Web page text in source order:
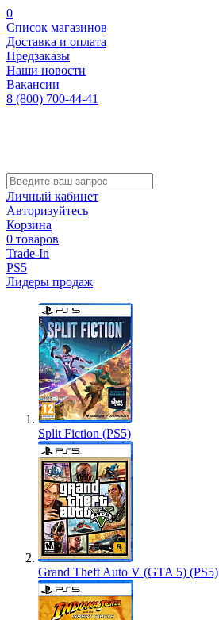
0
Список магазинов
Доставка и оплата
Предзаказы
Наши новости
Вакансии
8 (800) 700-44-41
Личный кабинет
Авторизуйтесь
Корзина
0 товаров
Trade-In
PS5
Лидеры продаж
Split Fiction (PS5)
Grand Theft Auto V (GTA 5) (PS5)